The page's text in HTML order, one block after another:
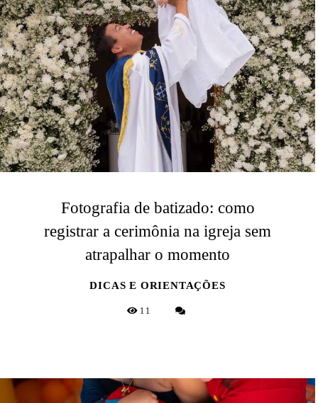
Fotografia de batizado: como
registrar a cerimônia na igreja sem
atrapalhar o momento
DICAS E ORIENTAÇÕES
11